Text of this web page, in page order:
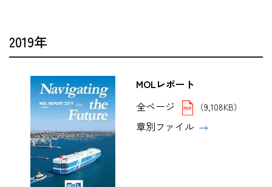
2019年
MOLレポート
全ページ
（9,108KB）
章別ファイル